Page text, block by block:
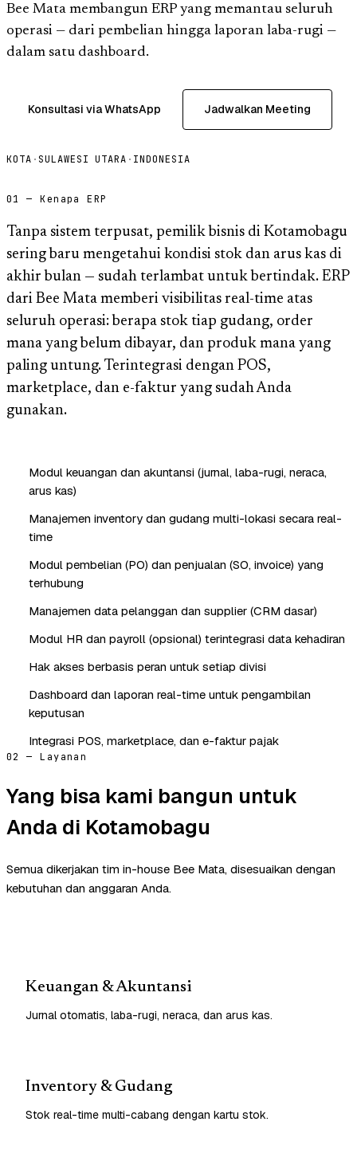
Bee Mata membangun ERP yang memantau seluruh
operasi — dari pembelian hingga laporan laba-rugi —
dalam satu dashboard.
Konsultasi via WhatsApp Jadwalkan Meeting
KOTA · SULAWESI UTARA · INDONESIA
01 — Kenapa ERP
Tanpa sistem terpusat, pemilik bisnis di Kotamobagu
sering baru mengetahui kondisi stok dan arus kas di
akhir bulan — sudah terlambat untuk bertindak. ERP
dari Bee Mata memberi visibilitas real-time atas
seluruh operasi: berapa stok tiap gudang, order
mana yang belum dibayar, dan produk mana yang
paling untung. Terintegrasi dengan POS,
marketplace, dan e-faktur yang sudah Anda
gunakan.
Modul keuangan dan akuntansi (jurnal, laba-rugi, neraca,
arus kas)
Manajemen inventory dan gudang multi-lokasi secara real-
time
Modul pembelian (PO) dan penjualan (SO, invoice) yang
terhubung
Manajemen data pelanggan dan supplier (CRM dasar)
Modul HR dan payroll (opsional) terintegrasi data kehadiran
Hak akses berbasis peran untuk setiap divisi
Dashboard dan laporan real-time untuk pengambilan
keputusan
Integrasi POS, marketplace, dan e-faktur pajak
02 — Layanan
Yang bisa kami bangun untuk
Anda di Kotamobagu
Semua dikerjakan tim in-house Bee Mata, disesuaikan dengan
kebutuhan dan anggaran Anda.
Keuangan & Akuntansi
Jurnal otomatis, laba-rugi, neraca, dan arus kas.
Inventory & Gudang
Stok real-time multi-cabang dengan kartu stok.